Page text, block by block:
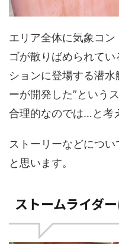
エリア全体に気象コ
ゴが散りばめられて
ションに登場する潜
ーが開発した”という
合理的なのでは…と考
ストーリーなどにつ
と思います。
ストームライダ